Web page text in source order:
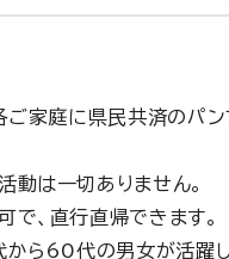
ご家庭に県民共済のパン
動は一切ありません。
で、直行直帰できます。
ら60代の男女が活躍し